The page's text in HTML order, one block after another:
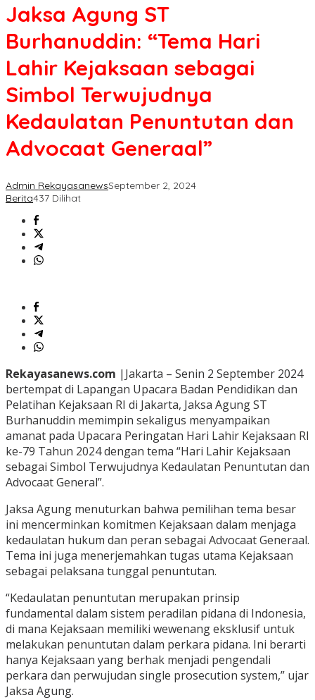
Jaksa Agung ST
Burhanuddin: “Tema Hari
Lahir Kejaksaan sebagai
Simbol Terwujudnya
Kedaulatan Penuntutan dan
Advocaat Generaal”
Admin RekayasanewsSeptember 2, 2024
Berita437 Dilihat
Rekayasanews.com |Jakarta – Senin 2 September 2024
bertempat di Lapangan Upacara Badan Pendidikan dan
Pelatihan Kejaksaan RI di Jakarta, Jaksa Agung ST
Burhanuddin memimpin sekaligus menyampaikan
amanat pada Upacara Peringatan Hari Lahir Kejaksaan RI
ke-79 Tahun 2024 dengan tema “Hari Lahir Kejaksaan
sebagai Simbol Terwujudnya Kedaulatan Penuntutan dan
Advocaat General”.
Jaksa Agung menuturkan bahwa pemilihan tema besar
ini mencerminkan komitmen Kejaksaan dalam menjaga
kedaulatan hukum dan peran sebagai Advocaat Generaal.
Tema ini juga menerjemahkan tugas utama Kejaksaan
sebagai pelaksana tunggal penuntutan.
“Kedaulatan penuntutan merupakan prinsip
fundamental dalam sistem peradilan pidana di Indonesia,
di mana Kejaksaan memiliki wewenang eksklusif untuk
melakukan penuntutan dalam perkara pidana. Ini berarti
hanya Kejaksaan yang berhak menjadi pengendali
perkara dan perwujudan single prosecution system,” ujar
Jaksa Agung.